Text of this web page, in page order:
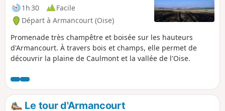
1h 30
Facile
Départ à Armancourt (Oise)
Promenade très champêtre et boisée sur les hauteurs
d'Armancourt. À travers bois et champs, elle permet de
découvrir la plaine de Caulmont et la vallée de l'Oise.
Le tour d'Armancourt